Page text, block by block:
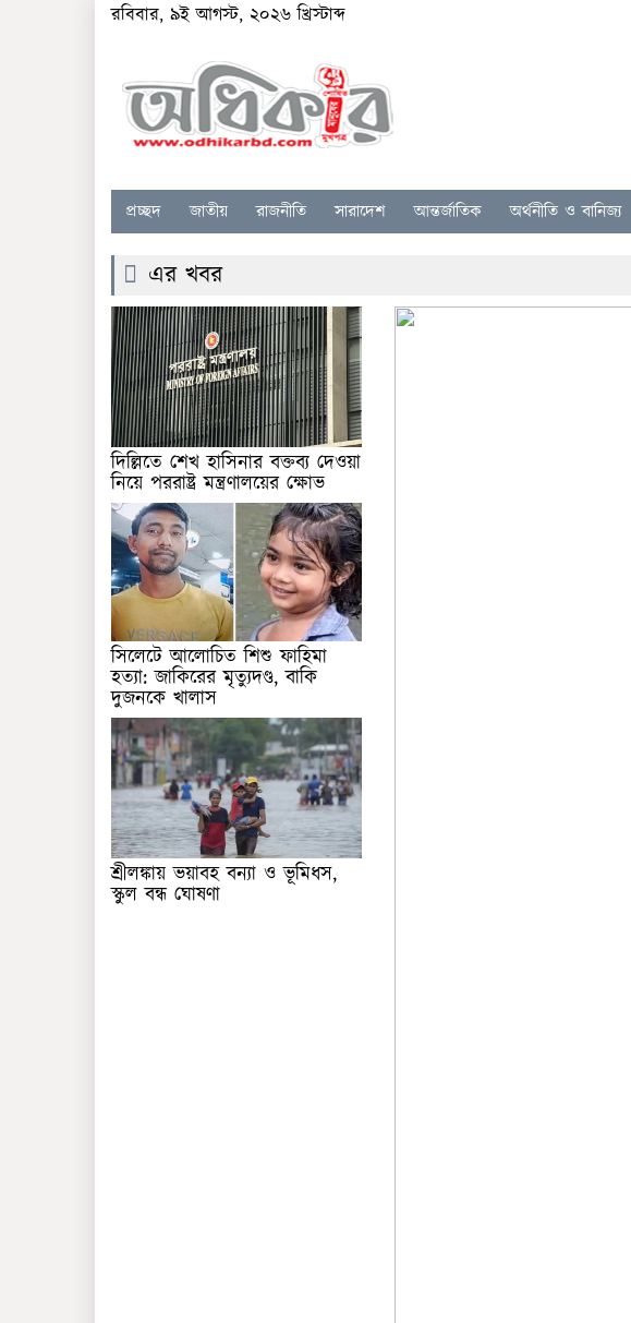
রবিবার, ৯ই আগস্ট, ২০২৬ খ্রিস্টাব্দ
প্রচ্ছদ জাতীয় রাজনীতি সারাদেশ আন্তর্জাতিক অর্থনীতি ও বানিজ্য
এর খবর
দিল্লিতে শেখ হাসিনার বক্তব্য দেওয়া
নিয়ে পররাষ্ট্র মন্ত্রণালয়ের ক্ষোভ
সিলেটে আলোচিত শিশু ফাহিমা
হত্যা: জাকিরের মৃত্যুদণ্ড, বাকি
দুজনকে খালাস
শ্রীলঙ্কায় ভয়াবহ বন্যা ও ভূমিধস,
স্কুল বন্ধ ঘোষণা